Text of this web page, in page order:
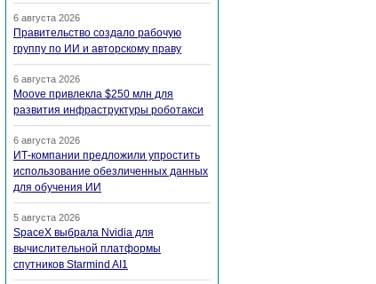
6 августа 2026
Правительство создало рабочую
группу по ИИ и авторскому праву
6 августа 2026
Moove привлекла $250 млн для
развития инфраструктуры роботакси
6 августа 2026
ИТ-компании предложили упростить
использование обезличенных данных
для обучения ИИ
5 августа 2026
SpaceX выбрала Nvidia для
вычислительной платформы
спутников Starmind AI1